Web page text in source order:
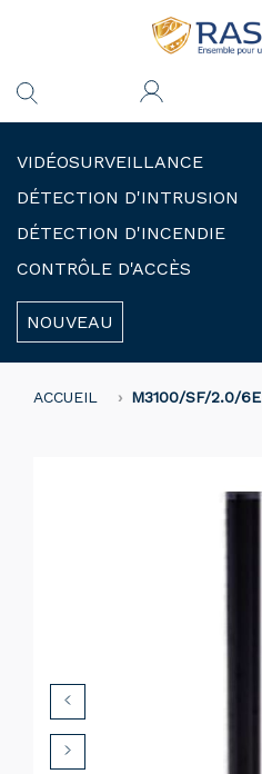
VIDÉOSURVEILLANCE
DÉTECTION D'INTRUSION
DÉTECTION D'INCENDIE
CONTRÔLE D'ACCÈS
NOUVEAU
ACCUEIL M3100/SF/2.0/6E